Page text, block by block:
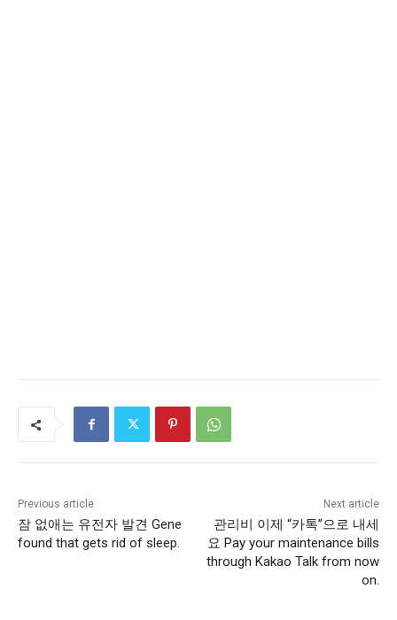
Previous article
잠 없애는 유전자 발견 Gene
found that gets rid of sleep.
Next article
관리비 이제 “카톡”으로 내세
요 Pay your maintenance bills
through Kakao Talk from now
on.